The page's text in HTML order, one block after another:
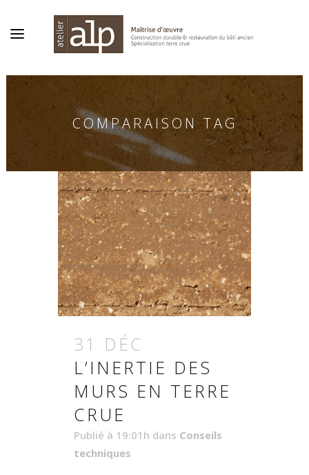
COMPARAISON TAG
31 DÉC
L’INERTIE DES
MURS EN TERRE
CRUE
Publié à 19:01h dans Conseils
techniques